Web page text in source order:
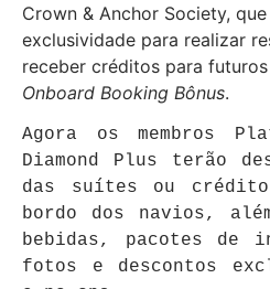
Crown & Anchor Society,
exclusividade para realizar
receber créditos para
Onboard Booking Bônus.
Agora os membros
Diamond Plus terão
das suítes ou
bordo dos navios,
bebidas, pacotes de
fotos e descontos